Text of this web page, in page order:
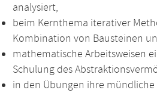
analysiert,
beim Kernthema iterativer
Kombination von Bausteinen
mathematische Arbeitsweisen
Schulung des
in den Übungen ihre